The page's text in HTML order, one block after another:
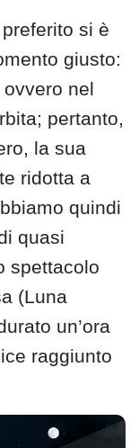
si è
giusto:
ovvero nel
pertanto,
la sua
ridotta a
quindi
quasi
spettacolo
(Luna
un’ora
raggiunto